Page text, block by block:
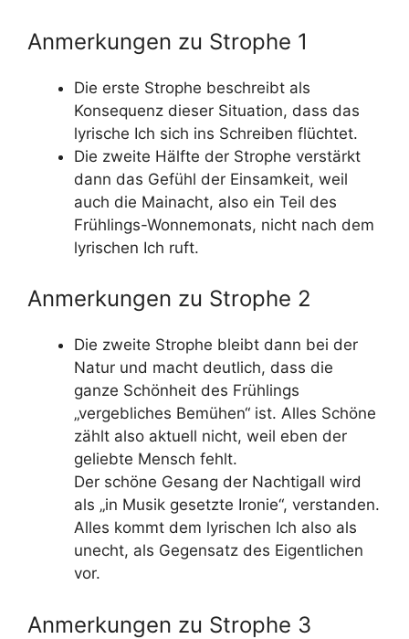
Anmerkungen zu Strophe 1
Die erste Strophe beschreibt als
Konsequenz dieser Situation, dass das
lyrische Ich sich ins Schreiben flüchtet.
Die zweite Hälfte der Strophe verstärkt
dann das Gefühl der Einsamkeit, weil
auch die Mainacht, also ein Teil des
Frühlings-Wonnemonats, nicht nach dem
lyrischen Ich ruft.
Anmerkungen zu Strophe 2
Die zweite Strophe bleibt dann bei der
Natur und macht deutlich, dass die
ganze Schönheit des Frühlings
„vergebliches Bemühen“ ist. Alles Schöne
zählt also aktuell nicht, weil eben der
geliebte Mensch fehlt.
Der schöne Gesang der Nachtigall wird
als „in Musik gesetzte Ironie“, verstanden.
Alles kommt dem lyrischen Ich also als
unecht, als Gegensatz des Eigentlichen
vor.
Anmerkungen zu Strophe 3